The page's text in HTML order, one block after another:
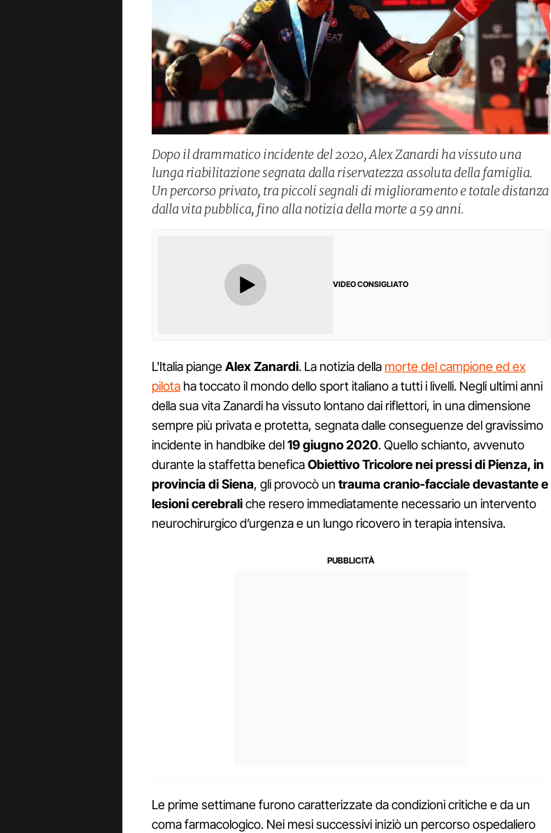
Dopo il drammatico incidente del 2020, Alex Zanardi ha vissuto una
lunga riabilitazione segnata dalla riservatezza assoluta della famiglia.
Un percorso privato, tra piccoli segnali di miglioramento e totale distanza
dalla vita pubblica, fino alla notizia della morte a 59 anni.
VIDEO CONSIGLIATO
L'Italia piangeAlex Zanardi. La notizia della morte del campione ed ex
pilota ha toccato il mondo dello sport italiano a tutti i livelli. Negli ultimi anni
della sua vita Zanardi ha vissuto lontano dai riflettori, in una dimensione
sempre più privata e protetta, segnata dalle conseguenze del gravissimo
incidente in handbike del19 giugno 2020. Quello schianto, avvenuto
durante la staffetta beneficaObiettivo Tricolore nei pressi di Pienza, in
provincia di Siena, gli provocò un trauma cranio-facciale devastante e
lesioni cerebraliche resero immediatamente necessario un intervento
neurochirurgico d’urgenza e un lungo ricovero in terapia intensiva.
Le prime settimane furono caratterizzate da condizioni critiche e da un
coma farmacologico. Nei mesi successivi iniziò un percorso ospedaliero